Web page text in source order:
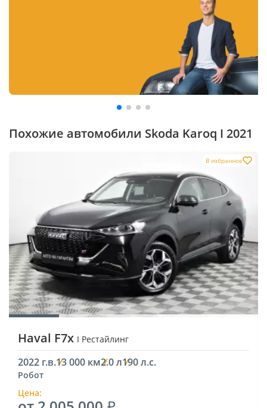
Похожие автомобили Skoda Karoq I 2021
В избранное
Haval F7x I Рестайлинг
2022 г.в.13 000 км2.0 л190 л.с.
Робот
Цена: